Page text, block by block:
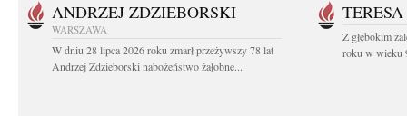
ANDRZEJ ZDZIEBORSKI
WARSZAWA
W dniu 28 lipca 2026 roku zmarł przeżywszy 78 lat
Andrzej Zdzieborski nabożeństwo żałobne...
Z głębokim
roku w wieku